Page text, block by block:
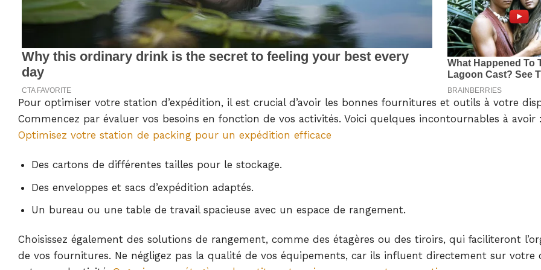
Pour optimiser votre station d’expédition, il est crucial d’avoir les bonnes fournitures et outils à votre
Commencez par évaluer vos besoins en fonction de vos activités. Voici quelques incontournables à avoir
Optimisez votre station de packing pour un expédition efficace
Des cartons de différentes tailles pour le stockage.
Des enveloppes et sacs d’expédition adaptés.
Un bureau ou une table de travail spacieuse avec un espace de rangement.
Choisissez également des solutions de rangement, comme des étagères ou des tiroirs, qui faciliteront
de vos fournitures. Ne négligez pas la qualité de vos équipements, car ils influent directement sur votre